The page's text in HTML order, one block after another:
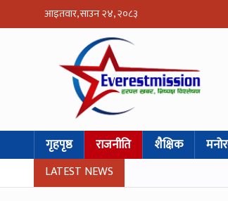
आइतवार, साउन २४, २०८३
गृहपृष्ठ राजनीति शैक्षिक
LATEST NEWS